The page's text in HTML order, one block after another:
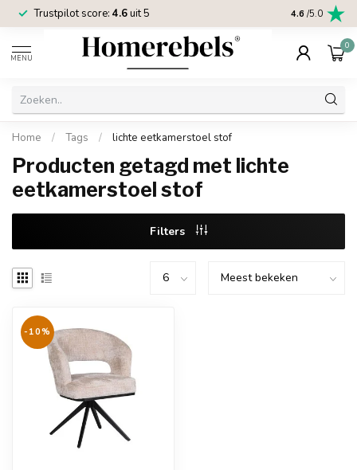
Trustpilot score: 4.6uit 5 2 jaar
4.6 /5.0
MENU
0
Home / Tags / lichte eetkamerstoel stof
Producten getagd met lichte
eetkamerstoel stof
Filters
-10%